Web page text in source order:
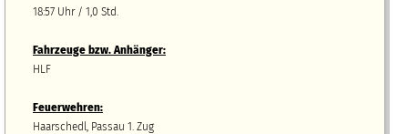
18:57 Uhr / 1,0 Std.
Fahrzeuge bzw.Anhänger:
HLF
Feuerwehren:
Haarschedl, Passau 1. Zug